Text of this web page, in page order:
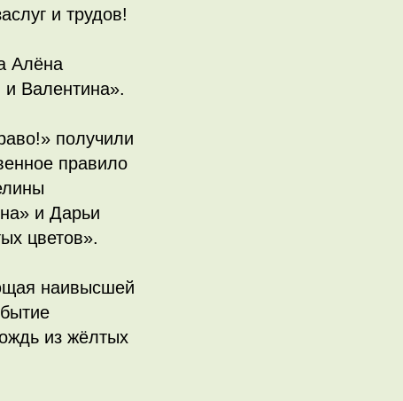
и трудов!
Алёна
Валентина».
получили
правило
и Дарьи
цветов».
наивысшей
из жёлтых